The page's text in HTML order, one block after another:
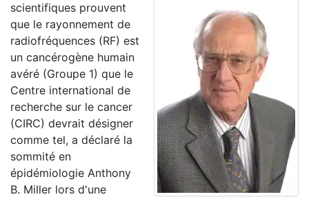
scientifiques prouvent
que le rayonnement de
radiofréquences (RF) est
un cancérogène humain
avéré (Groupe 1) que le
Centre international de
recherche sur le cancer
(CIRC) devrait désigner
comme tel, a déclaré la
sommité en
épidémiologie Anthony
B. Miller lors d'une